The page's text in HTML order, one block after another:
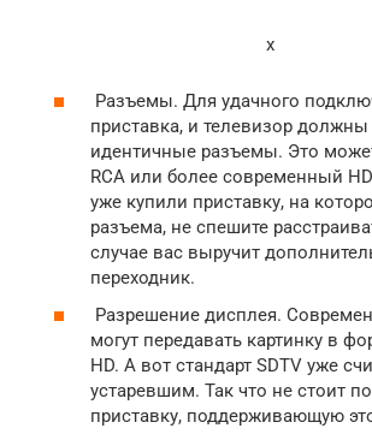
x
Разъемы. Для удачного
приставка, и телевизор
идентичные разъемы. Это
RCA или более современный
уже купили приставку, на
разъема, не спешите
случае вас выручит
переходник.
Разрешение дисплея.
могут передавать картинку в
HD. А вот стандарт SDTV уже
устаревшим. Так что не стоит
приставку, поддерживающую